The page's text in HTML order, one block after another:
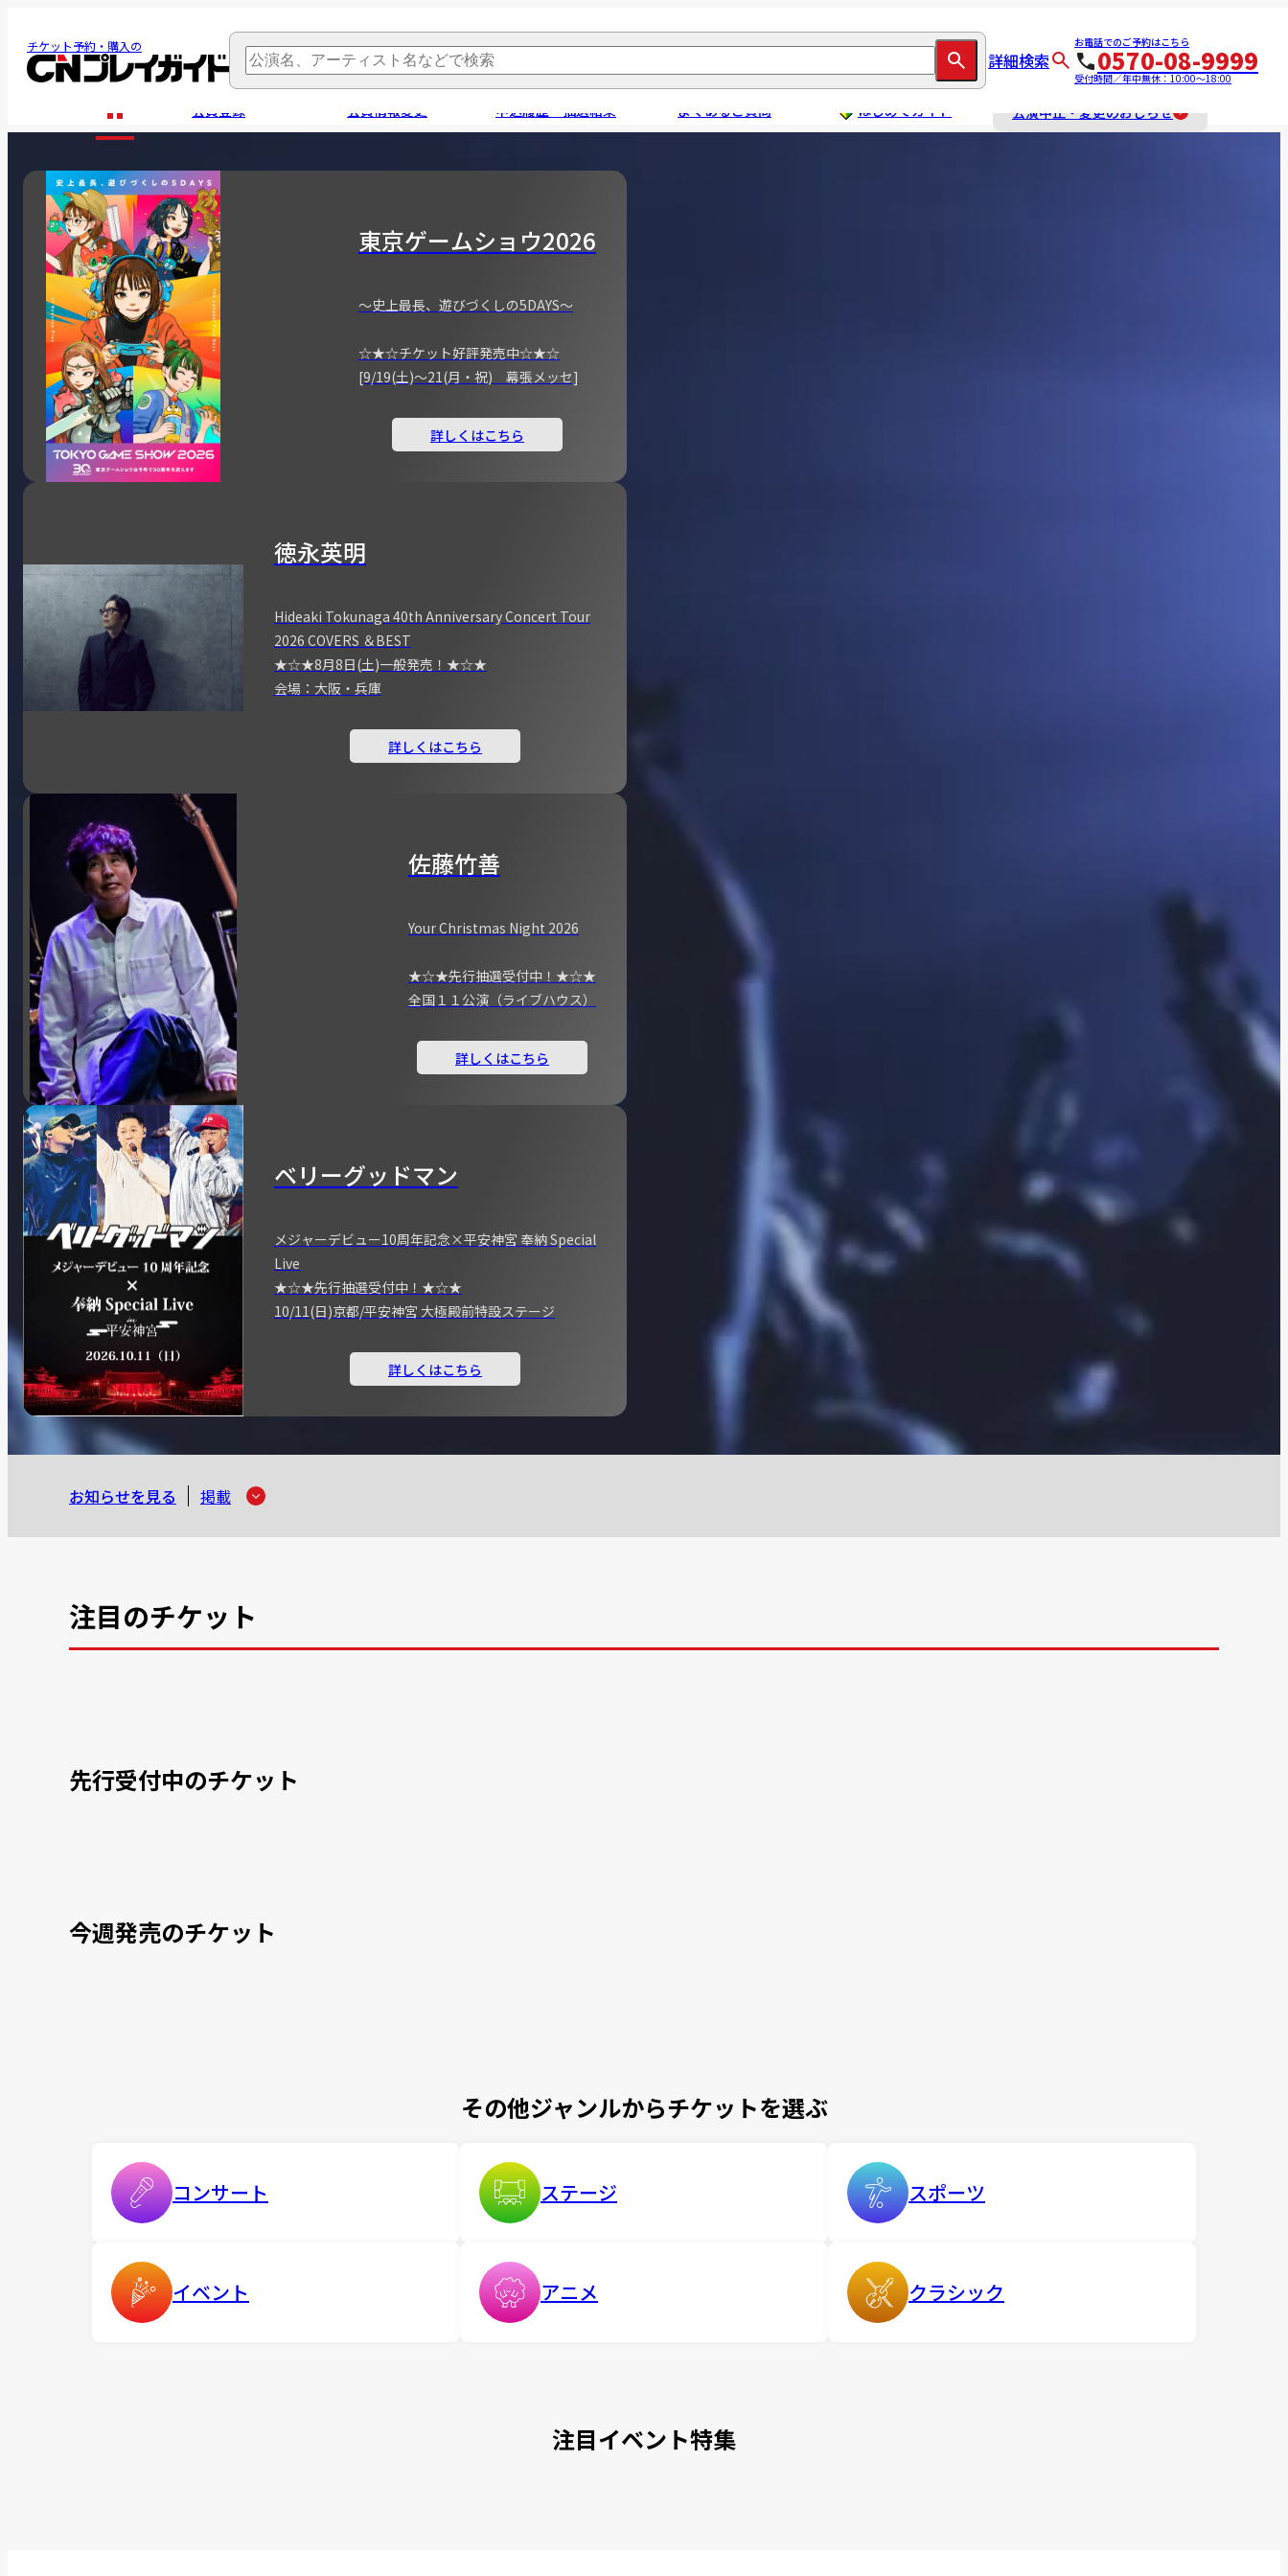
チケット予約・購入の
詳細検索
お電話でのご予約はこちら
0570-08-9999
受付時間／年中無休：10:00～18:00
会員登録 会員情報変更 申込履歴・抽選結果 よくあるご質問 はじめてガイド 公演中止・変更のおしらせ
東京ゲームショウ2026
～史上最長、遊びづくしの5DAYS～
☆★☆チケット好評発売中☆★☆
[9/19(土)～21(月・祝) 幕張メッセ]
詳しくはこちら
徳永英明
Hideaki Tokunaga 40th Anniversary Concert Tour
2026 COVERS ＆BEST
★☆★8月8日(土)一般発売！★☆★
会場：大阪・兵庫
詳しくはこちら
佐藤竹善
Your Christmas Night 2026
★☆★先行抽選受付中！★☆★
全国１１公演（ライブハウス）
詳しくはこちら
ベリーグッドマン
メジャーデビュー10周年記念×平安神宮 奉納 Special
Live
★☆★先行抽選受付中！★☆★
10/11(日)京都/平安神宮 大極殿前特設ステージ
詳しくはこちら
お知らせを見る 掲載
注目のチケット
先行受付中のチケット
今週発売のチケット
その他ジャンルからチケットを選ぶ
コンサート ステージ スポーツ
イベント アニメ クラシック
注目イベント特集